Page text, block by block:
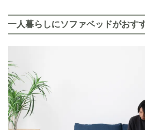
一人暮らしにソファベッドがおす